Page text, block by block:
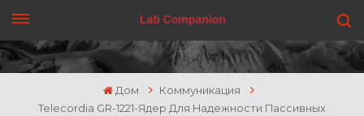
ПОЛУЧИТЬ ЦЕНУ
Дом
Коммуникация
Telecordia GR-1221-Ядер Для Надежности Пассивных